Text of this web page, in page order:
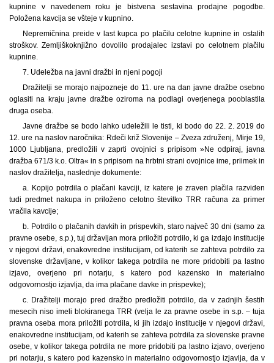
kupnine v navedenem roku je bistvena sestavina prodajne pogodbe.
Položena kavcija se všteje v kupnino.
Nepremičnina preide v last kupca po plačilu celotne kupnine in ostalih
stroškov. Zemljiškoknjižno dovolilo prodajalec izstavi po celotnem plačilu
kupnine.
7. Udeležba na javni dražbi in njeni pogoji
Dražitelji se morajo najpozneje do 11. ure na dan javne dražbe osebno
oglasiti na kraju javne dražbe oziroma na podlagi overjenega pooblastila
druga oseba.
Javne dražbe se bodo lahko udeležili le tisti, ki bodo do 22. 2. 2019 do
12. ure na naslov naročnika: Rdeči križ Slovenije – Zveza združenj, Mirje 19,
1000 Ljubljana, predložili v zaprti ovojnici s pripisom »Ne odpiraj, javna
dražba 671/3 k.o. Oltra« in s pripisom na hrbtni strani ovojnice ime, priimek in
naslov dražitelja, naslednje dokumente:
a. Kopijo potrdila o plačani kavciji, iz katere je zraven plačila razviden
tudi predmet nakupa in priloženo celotno številko TRR računa za primer
vračila kavcije;
b. Potrdilo o plačanih davkih in prispevkih, staro največ 30 dni (samo za
pravne osebe, s.p.), tuj državljan mora priložiti potrdilo, ki ga izdajo institucije
v njegovi državi, enakovredne institucijam, od katerih se zahteva potrdilo za
slovenske državljane, v kolikor takega potrdila ne more pridobiti pa lastno
izjavo, overjeno pri notarju, s katero pod kazensko in materialno
odgovornostjo izjavlja, da ima plačane davke in prispevke);
c. Dražitelji morajo pred dražbo predložiti potrdilo, da v zadnjih šestih
mesecih niso imeli blokiranega TRR (velja le za pravne osebe in s.p. – tuja
pravna oseba mora priložiti potrdila, ki jih izdajo institucije v njegovi državi,
enakovredne institucijam, od katerih se zahteva potrdila za slovenske pravne
osebe, v kolikor takega potrdila ne more pridobiti pa lastno izjavo, overjeno
pri notarju, s katero pod kazensko in materialno odgovornostjo izjavlja, da v